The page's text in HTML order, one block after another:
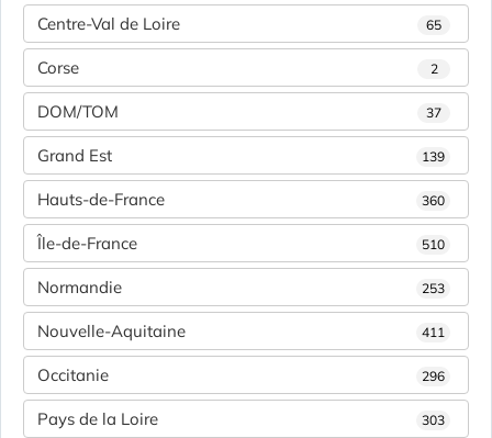
Centre-Val de Loire 65
Corse 2
DOM/TOM 37
Grand Est 139
Hauts-de-France 360
Île-de-France 510
Normandie 253
Nouvelle-Aquitaine 411
Occitanie 296
Pays de la Loire 303